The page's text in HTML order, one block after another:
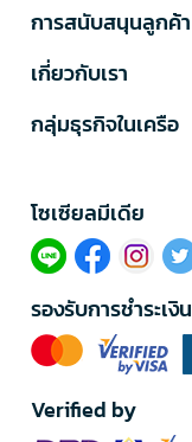
การสนับสนุนลูกค้า
เกี่ยวกับเรา
กลุ่มธุรกิจในเครือ
โซเซียลมีเดีย​
รองรับการชำระเงิน
Verified by